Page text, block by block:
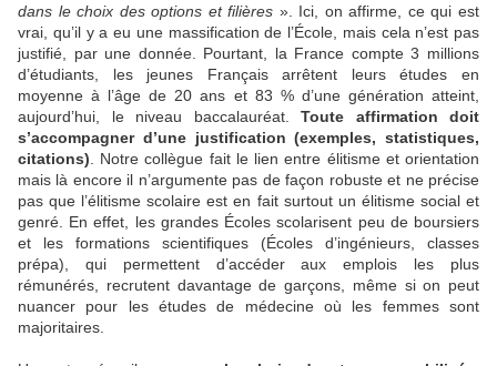
dans le choix des options et filières ». Ici, on affirme, ce qui est
vrai, qu’il y a eu une massification de l’École, mais cela n’est pas
justifié, par une donnée. Pourtant, la France compte 3 millions
d’étudiants, les jeunes Français arrêtent leurs études en
moyenne à l’âge de 20 ans et 83 % d’une génération atteint,
aujourd’hui, le niveau baccalauréat. Toute affirmation doit
s’accompagner d’une justification (exemples, statistiques,
citations) . Notre collègue fait le lien entre élitisme et orientation
mais là encore il n’argumente pas de façon robuste et ne précise
pas que l’élitisme scolaire est en fait surtout un élitisme social et
genré. En effet, les grandes Écoles scolarisent peu de boursiers
et les formations scientifiques (Écoles d’ingénieurs, classes
prépa), qui permettent d’accéder aux emplois les plus
rémunérés, recrutent davantage de garçons, même si on peut
nuancer pour les études de médecine où les femmes sont
majoritaires.